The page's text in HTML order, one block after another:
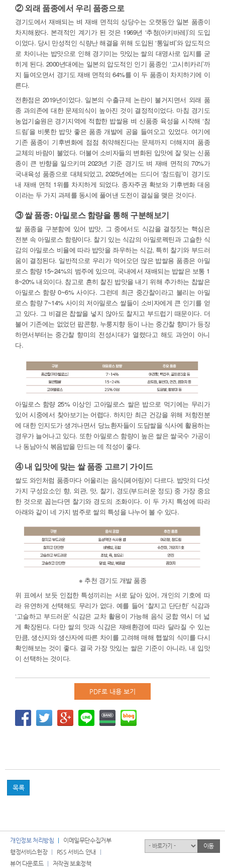
② 외래 품종에서 우리 품종으로
경기도에서 재배되는 벼 재배 면적의 상당수는 오랫동안 일본 품종이
차지해왔다. 본격적인 계기가 된 것은 1969년 ‘추청(아키바레)’의 도입
이었다. 당시 만성적인 식량난 해결을 위해 도입된 ‘통일벼’와 압도적으
로 차이나는 밥맛으로 인해 경기미는 맛있는 쌀의 대명사로 입지를 굳
히게 된다. 2000년대에는 일본의 압도적인 인기 품종인 ‘고시히카리’까
지 들여오면서 경기도 재배 면적의 64%를 이 두 품종이 차지하기에 이
른다.
전환점은 2019년이었다. 일본의 수출규제 논란이 불거지면서 외래 품
종 과의존에 대한 문제의식이 높아진 것이 결정적이었다. 마침 경기도
농업기술원은 경기지역에 적합한 밥쌀용 벼 신품종 육성을 시작해 ‘참
드림’을 비롯한 밥맛 좋은 품종 개발에 공을 들여오고 있었다. 여기에
기존 품종이 기후변화에 점점 취약해진다는 문제까지 더해지며 품종
교체의 바람이 불었다. 더불어 소비자들의 변화된 입맛에 잘 맞는 신품
종이 큰 반향을 일으키며 2023년 기준 경기도 벼 재배 면적의 70%가
국내육성 품종으로 대체되었고, 2025년에는 드디어 ‘참드림’이 경기도
내 재배 면적 1위를 차지하게 되었다. 종자주권 확보와 기후변화 대응
이라는 두 가지 과제를 동시에 풀어낸 도전이 결실을 맺은 것이다.
③ 쌀 품종: 아밀로스 함량을 통해 구분해보기
쌀 품종을 구분함에 있어 밥맛, 그 중에서도 식감을 결정짓는 핵심은
전분 속 아밀로스 함량이다. 찰기 있는 식감의 아밀로펙틴과 고슬한 식
감의 아밀로스 비율에 따라 밥맛을 좌우하는 식감, 특히 찰기와 부드러
움이 결정된다. 일반적으로 우리가 먹어오던 많은 밥쌀용 품종은 아밀
로스 함량 15~24%의 범주에 있으며, 국내에서 재배되는 밥쌀은 보통 1
8~20% 내외이다. 참고로 흔히 찰진 밥맛을 내기 위해 추가하는 찹쌀은
아밀로스 함량 0~6% 사이다. 그런데 최근 중간찰이라고 불리는 아밀
로스 함량 7~14% 사이의 저아밀로스 쌀들이 소비자에게 큰 인기를 얻
고 있다. 그 비결은 찹쌀을 넣지 않아도 찰지고 부드럽기 때문이다. 더
불어 기존에는 없었던 팝콘향, 누룽지향 등이 나는 중간찰 향미가 등장
하면서부터는 중간찰 향미의 전성시대가 열렸다고 해도 과언이 아니
다.
아밀로스 함량 25% 이상인 고아밀로스 쌀은 밥으로 먹기에는 무리가
있어 시중에서 찾아보기는 어렵다. 하지만 최근 건강을 위해 저항전분
에 대한 인지도가 생겨나면서 당뇨환자들이 도담쌀을 식사에 활용하는
경우가 늘어나고 있다. 또한 아밀로스 함량이 높은 쌀은 쌀국수 가공이
나 동남아식 볶음밥을 만드는 데 적성이 좋다.
④ 내 입맛에 맞는 쌀 품종 고르기 가이드
쌀도 와인처럼 품종마다 어울리는 음식(페어링)이 다르다. 밥맛의 다섯
가지 구성요소인 향, 외관, 맛, 찰기, 경도(부드러운 정도) 중 가장 중요
한 것으로 꼽는다면 찰기와 경도의 조화이다. 이 두 가지 특성에 따라
아래와 같이 네 가지 범주로 쌀의 특성을 나누어 볼 수 있다.
※ 추천 경기도 개발 품종
위 표에서 보듯 인접한 특성끼리는 서로 닮아 있어, 개인의 기호에 따
라 유연하게 선택해도 무리가 없다. 예를 들어 ‘찰지고 단단한’ 식감과
‘고슬하고 부드러운’ 식감은 교차 활용이 가능해 음식 궁합 역시 더 넓
게 확장된다. 다만 쌀의 맛과 식감은 재배환경에 따라 달라질 수 있는
만큼, 생산지와 생산자에 따른 차이를 고려해 매해 햅쌀의 식미를 다시
확인해보는 것이 좋다. 결국 가장 맛있는 쌀은 기준이 아니라, 내 입맛
이 선택하는 것이다.
PDF로 내용 보기
목록
개인정보 처리방침
이메일무단수집거부
행정서비스헌장
RSS 서비스 안내
뷰어 다운로드
저작권 보호정책
유관기관 이동